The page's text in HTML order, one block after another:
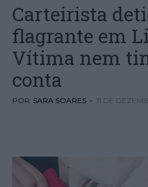
Carteirista
flagrante em
Vítima nem
conta
POR SARA SOARES - 11 DE